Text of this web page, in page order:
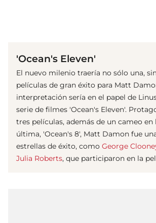
'Ocean's Eleven'
El nuevo milenio traería no sólo una,
películas de gran éxito para Matt
interpretación sería en el papel de
serie de filmes 'Ocean's Eleven'.
tres películas, además de un cameo en
última, 'Ocean's 8', Matt Damon fue
estrellas de éxito, como George
Julia Roberts, que participaron en la